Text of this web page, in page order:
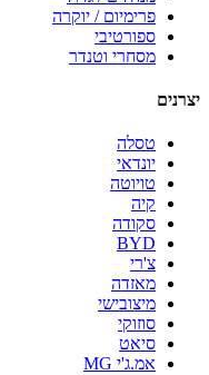
פרימיום / יוקרה
ספורטיבי
מסחרי וטנדר
יצרנים
טסלה
יונדאי
טויוטה
קיה
סקודה
BYD
צ'רי
מאזדה
מיצובישי
סוזוקי
סיאט
אמ.ג'י MG